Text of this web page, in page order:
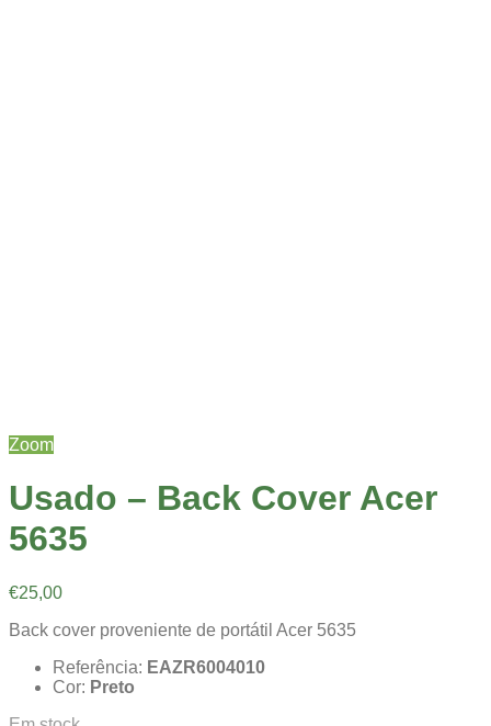
Zoom
Usado – Back Cover Acer
5635
€25,00
Back cover proveniente de portátil Acer 5635
Referência: EAZR6004010
Cor: Preto